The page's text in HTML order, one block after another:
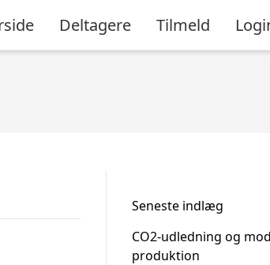
Deltagere Tilmeld
Seneste indlæg
CO2-udledning og
produktion